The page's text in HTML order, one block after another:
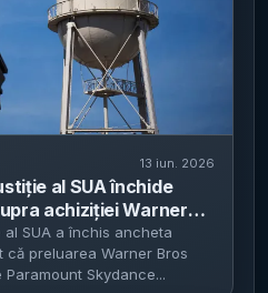
13 iun. 2026
al SUA închide
achiziției Warner
Paramount
fuziunea nu ar reduce
consumatorii
SUA a închis ancheta
preluarea Warner Bros
Skydance...